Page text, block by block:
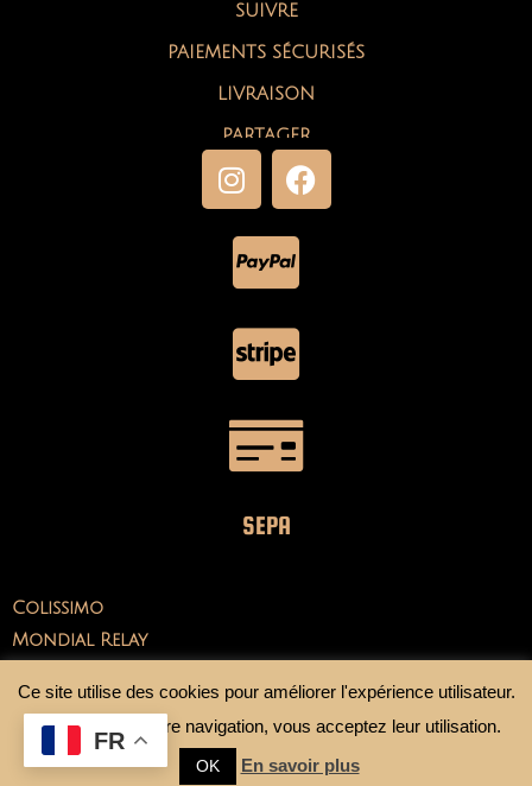
SUIVRE
PAIEMENTS SÉCURISÉS
LIVRAISON
PARTAGER
SEPA
Colissimo
Mondial Relay
Ce site utilise des cookies pour améliorer l'expérience utilisateur.
En continuant votre navigation, vous acceptez leur utilisation.
OK En savoir plus
FR